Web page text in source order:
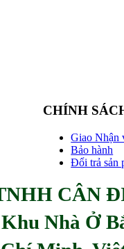
CHÍNH
Giao Nhận
Bảo hành
Đổi trả sản
CÂN
Nhà Ở